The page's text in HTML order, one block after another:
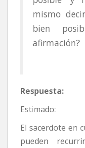
mismo
bien
afirmación?
Respuesta:
Estimado:
El sacerdote en
pueden